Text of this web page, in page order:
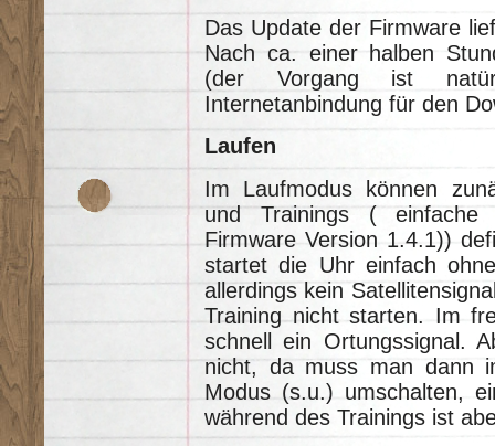
Das Update der Firmware
Nach ca. einer halben
(der Vorgang ist
Internetanbindung für den
Laufen
Im Laufmodus können
und Trainings ( einfache
Firmware Version 1.4.1))
startet die Uhr einfach
allerdings kein
Training nicht starten. Im
schnell ein Ortungssignal.
nicht, da muss man dann
Modus (s.u.) umschalten,
während des Trainings ist